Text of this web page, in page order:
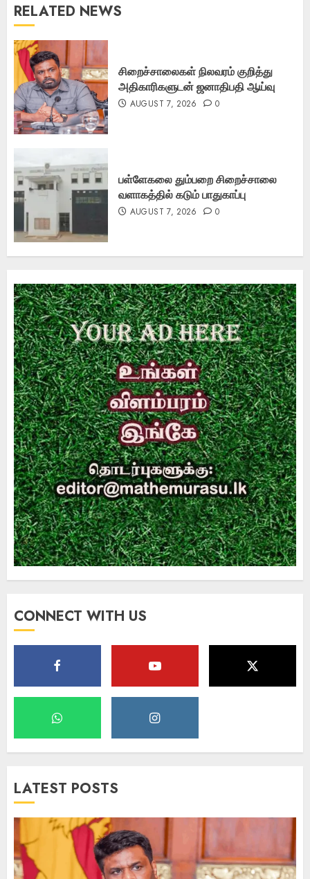
RELATED NEWS
சிறைச்சாலைகள் நிலவரம் குறித்து
அதிகாரிகளுடன் ஜனாதிபதி ஆய்வு
AUGUST 7, 2026 0
பள்ளேகலை தும்பறை சிறைச்சாலை
வளாகத்தில் கடும் பாதுகாப்பு
AUGUST 7, 2026 0
CONNECT WITH US
LATEST POSTS